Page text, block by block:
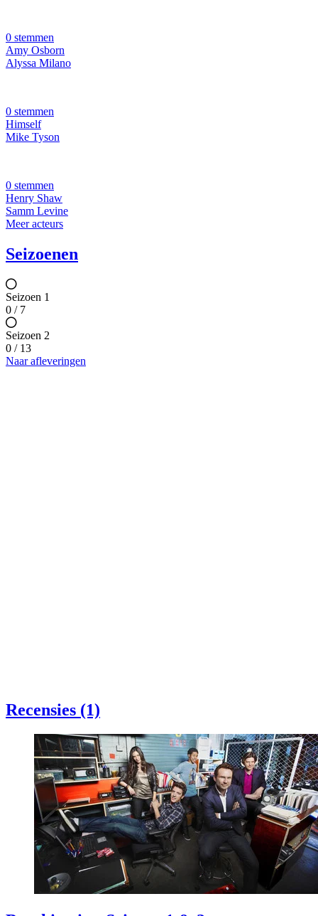
0 stemmen
Amy Osborn
Alyssa Milano
0 stemmen
Himself
Mike Tyson
0 stemmen
Henry Shaw
Samm Levine
Meer acteurs
Seizoenen
Seizoen 1
0 / 7
Seizoen 2
0 / 13
Naar afleveringen
Recensies (1)